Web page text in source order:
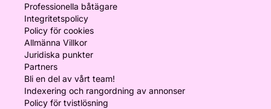
Professionella båtägare
Integritetspolicy
Policy för cookies
Allmänna Villkor
Juridiska punkter
Partners
Bli en del av vårt team!
Indexering och rangordning av annonser
Policy för tvistlösning